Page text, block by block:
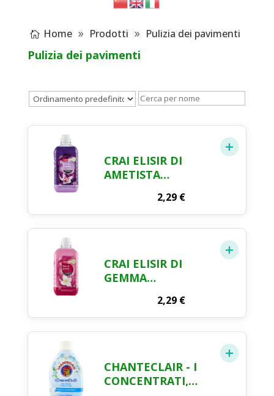
Home Prodotti Pulizia dei pavimenti
Pulizia dei pavimenti
CRAI ELISIR DI
AMETISTA
SENSUALE
AMMORBIDENTE
CONCENTRATO 750
2,29 €
CRAI ELISIR DI
GEMMA
CONCENTRATO 750
ML
2,29 €
CHANTECLAIR - I
CONCENTRATI,